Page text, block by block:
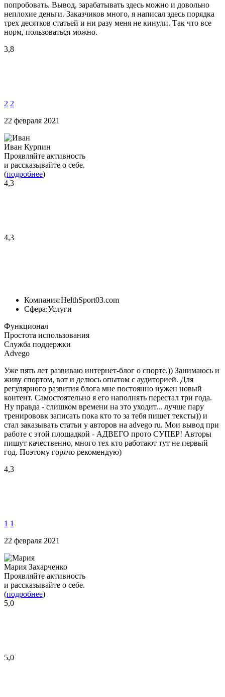
попробовать. Вывод, зарабатывать здесь можно и довольно
неплохие деньги. Заказчиков много, я написал здесь порядка
трех десятков статьей и ни разу меня не кинули. Так что все
норм, пользоваться можно.
3,8
2 2
22 февраля 2021
Иван Курпин
Проявляйте активность
и рассказывайте о себе.
(подробнее)
4,3
4,3
Компания:HelthSport03.com
Сфера:Услуги
Функционал
Простота использования
Служба поддержки
Advego
Уже пять лет развиваю интернет-блог о спорте.)) Занимаюсь и
живу спортом, вот и делюсь опытом с аудиторией. Для
регулярного развития блога мне постоянно нужен новый
контент. Самостоятельно я его наполнять перестал три года.
Ну правда - слишком времени на это уходит... лучше пару
тренирововк записать пока кто то за тебя пишет тексты)) и
стал заказывать статьи у авторов на advego ru. Мои вывод при
работе с этой площадкой - АДВЕГО прото СУПЕР! Авторы
пишут качественно, много тех кто работают тут не первый
год. Поэтому горячо рекомендую)
4,3
1 1
22 февраля 2021
Мария Захарченко
Проявляйте активность
и рассказывайте о себе.
(подробнее)
5,0
5,0